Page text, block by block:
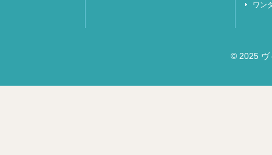
ワン
© 2025 ヴ